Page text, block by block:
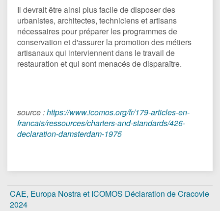
Il devrait être ainsi plus facile de disposer des
urbanistes, architectes, techniciens et artisans
nécessaires pour préparer les programmes de
conservation et d'assurer la promotion des métiers
artisanaux qui interviennent dans le travail de
restauration et qui sont menacés de disparaître.
source :https://www.icomos.org/fr/179-articles-en-
francais/ressources/charters-and-standards/426-
declaration-damsterdam-1975
CAE, Europa Nostra et ICOMOS Déclaration de Cracovie
2024